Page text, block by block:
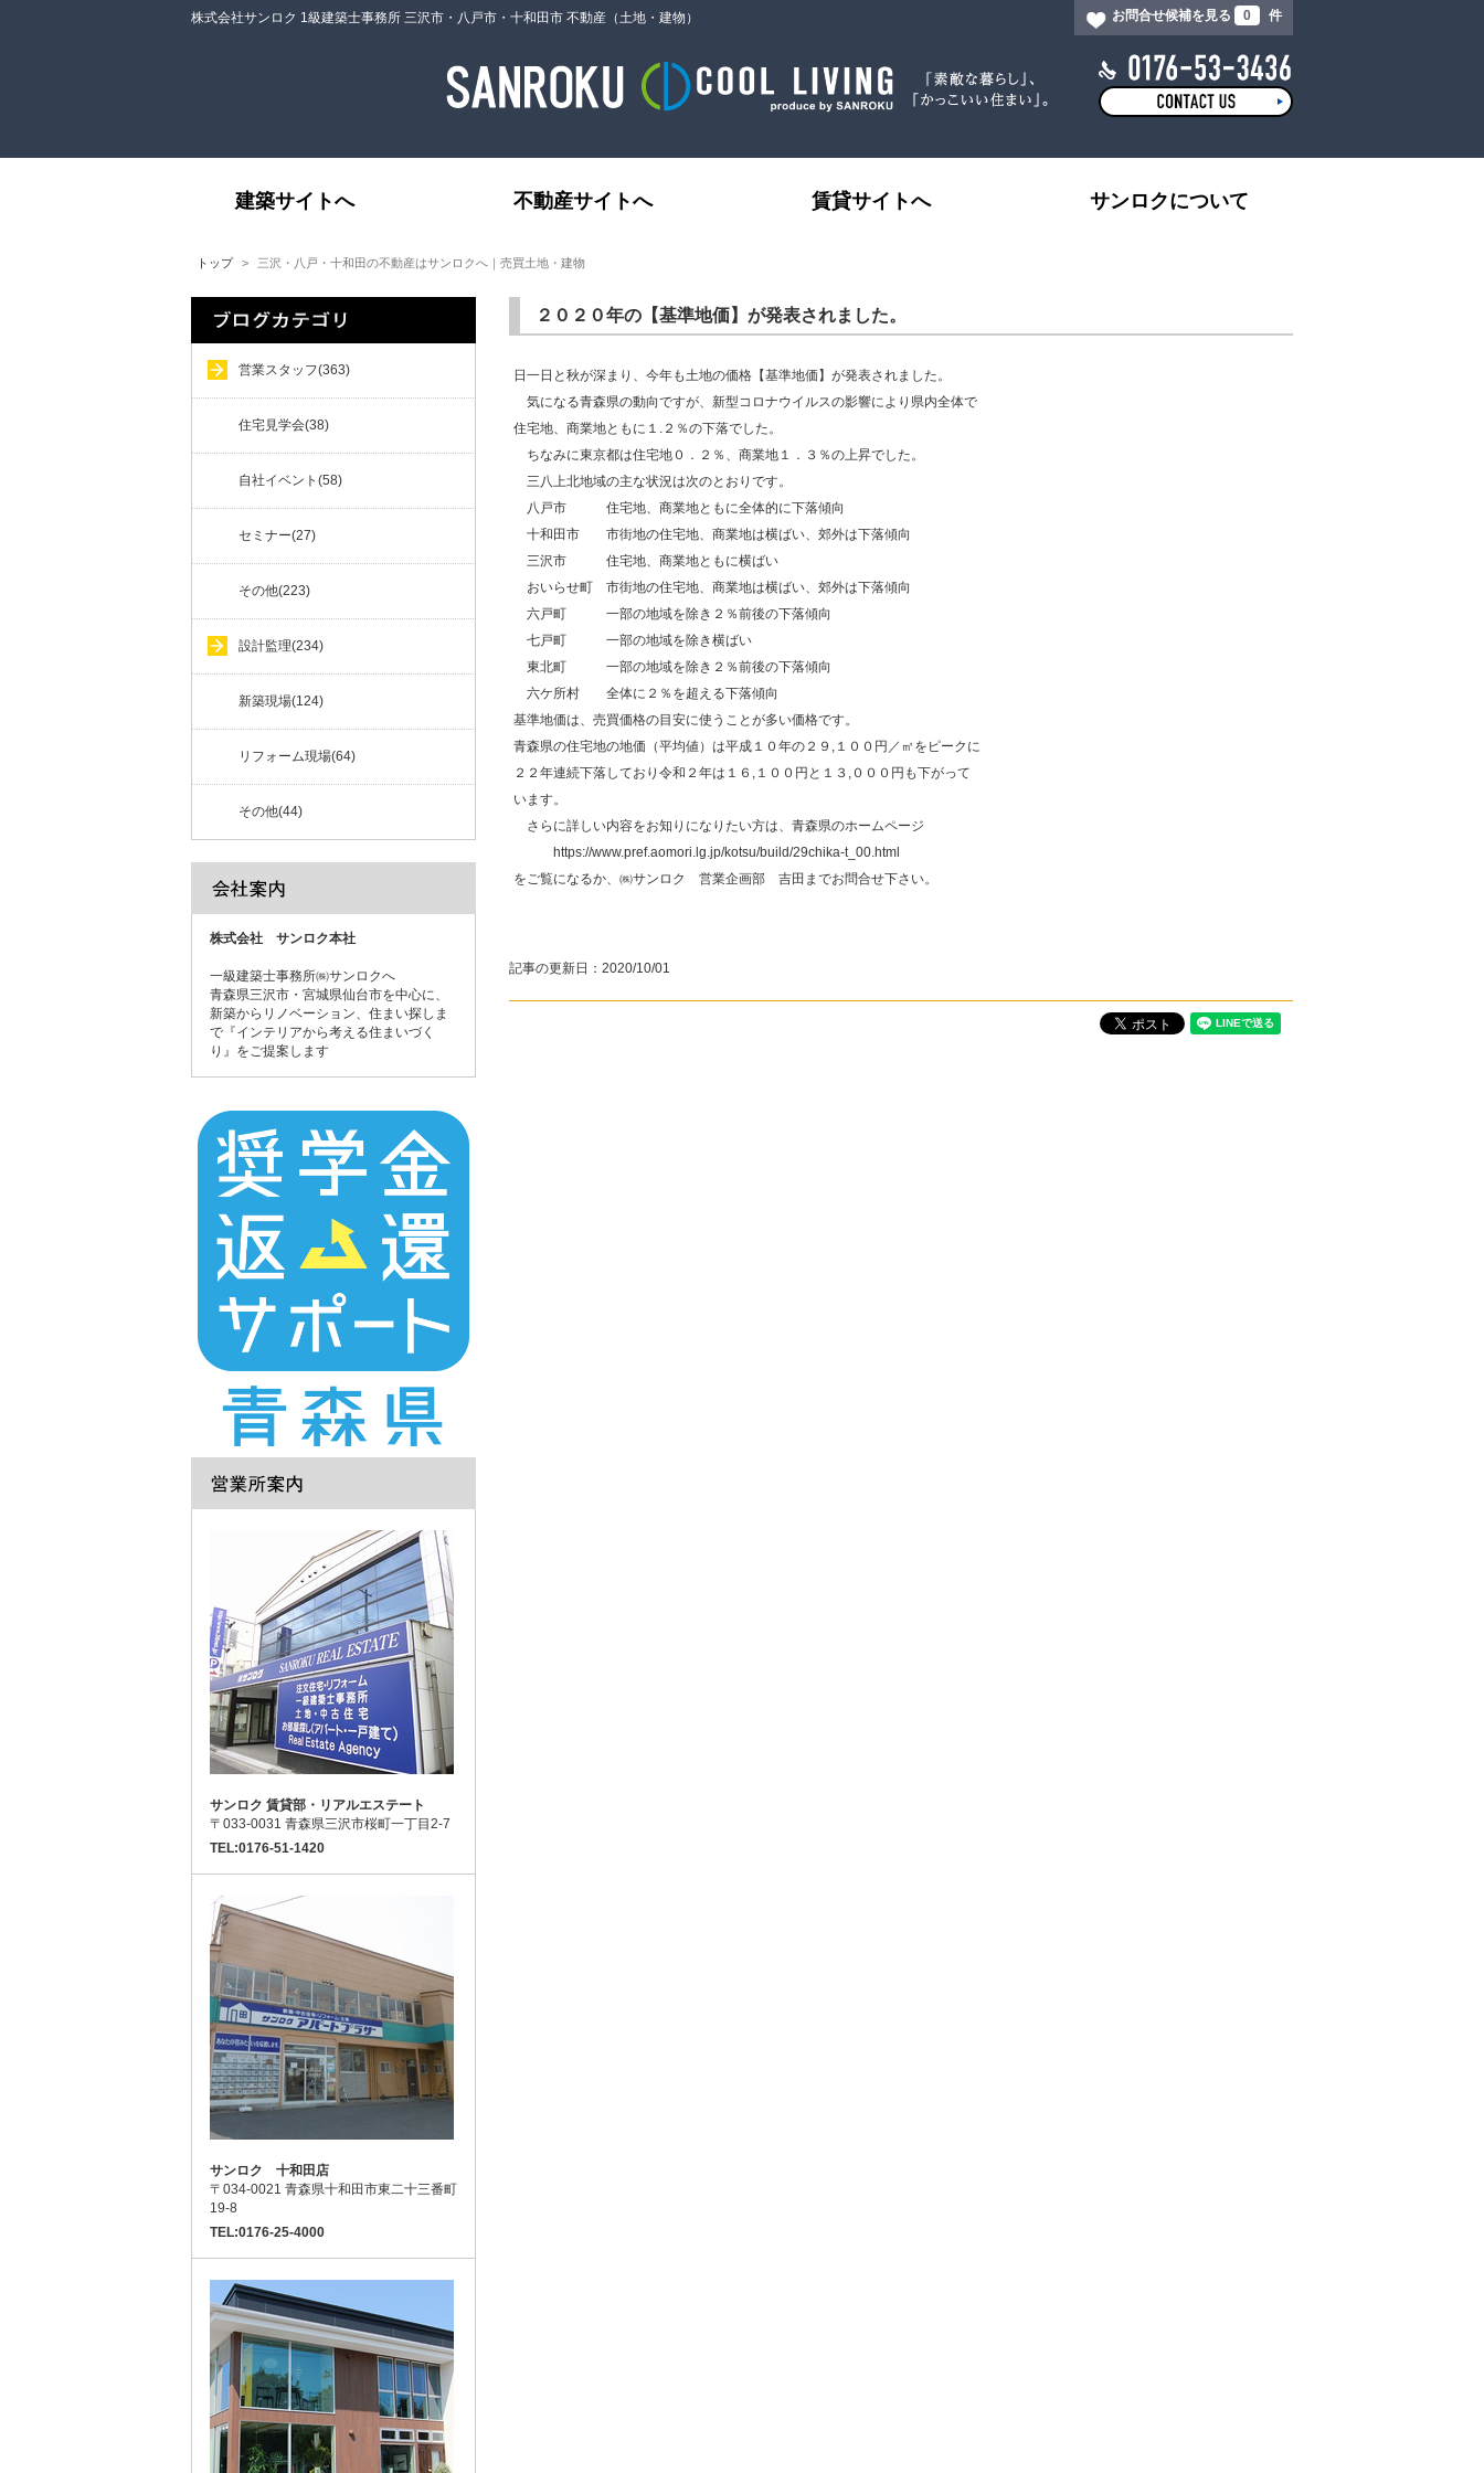
株式会社サンロク 1級建築士事務所 三沢市・八戸市・十和田市 不動産（土地・建物） お問合せ候補を見る 0 件
建築サイトへ 不動産サイトへ 賃貸サイトへ サンロクについて
トップ 三沢・八戸・十和田の不動産はサンロクへ｜売買土地・建物
２０２０年の【基準地価】が発表されました。
日一日と秋が深まり、今年も土地の価格【基準地価】が発表されました。
気になる青森県の動向ですが、新型コロナウイルスの影響により県内全体で
住宅地、商業地ともに１.２％の下落でした。
ちなみに東京都は住宅地０．２％、商業地１．３％の上昇でした。
三八上北地域の主な状況は次のとおりです。
八戸市 住宅地、商業地ともに全体的に下落傾向
十和田市 市街地の住宅地、商業地は横ばい、郊外は下落傾向
三沢市 住宅地、商業地ともに横ばい
おいらせ町 市街地の住宅地、商業地は横ばい、郊外は下落傾向
六戸町 一部の地域を除き２％前後の下落傾向
七戸町 一部の地域を除き横ばい
東北町 一部の地域を除き２％前後の下落傾向
六ケ所村 全体に２％を超える下落傾向
基準地価は、売買価格の目安に使うことが多い価格です。
青森県の住宅地の地価（平均値）は平成１０年の２９,１００円／㎡をピークに
２２年連続下落しており令和２年は１６,１００円と１３,０００円も下がって
います。
さらに詳しい内容をお知りになりたい方は、青森県のホームページ
https://www.pref.aomori.lg.jp/kotsu/build/29chika-t_00.html
をご覧になるか、㈱サンロク 営業企画部 吉田までお問合せ下さい。
記事の更新日： 2020/10/01
営業スタッフ(363)
住宅見学会(38)
自社イベント(58)
セミナー(27)
その他(223)
設計監理(234)
新築現場(124)
リフォーム現場(64)
その他(44)
株式会社 サンロク本社
一級建築士事務所㈱サンロクへ
青森県三沢市・宮城県仙台市を中心に、
新築からリノベーション、住まい探しま
で『インテリアから考える住まいづく
り』をご提案します
サンロク 賃貸部・リアルエステート
〒033-0031 青森県三沢市桜町一丁目2-7
TEL:0176-51-1420
サンロク 十和田店
〒034-0021 青森県十和田市東二十三番町
19-8
TEL:0176-25-4000